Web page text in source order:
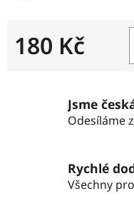
180 Kč
Jsme
Odesíláme
Rychlé
Všechny